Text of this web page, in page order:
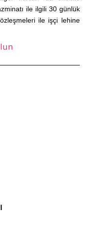
ile ilgili 30 günlük
ile işçi lehine